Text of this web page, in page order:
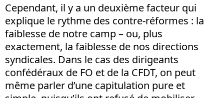
Cependant, il y a un deuxième facteur qui
explique le rythme des contre-réformes : la
faiblesse de notre camp – ou, plus
exactement, la faiblesse de nos directions
syndicales. Dans le cas des dirigeants
confédéraux de FO et de la CFDT, on peut
même parler d’une capitulation pure et